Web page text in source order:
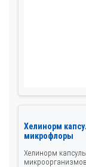
Хелинорм
микрофлоры
Хелинорм